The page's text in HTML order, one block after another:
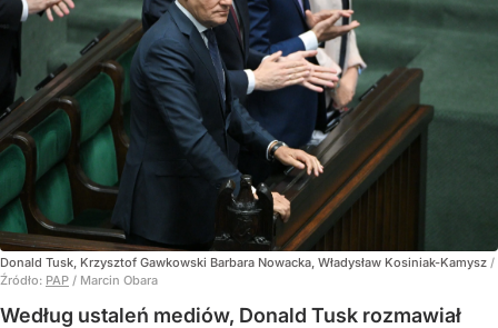
Donald Tusk, Krzysztof Gawkowski Barbara Nowacka, Władysław Kosiniak-Kamysz /
Źródło: PAP / Marcin Obara
Według ustaleń mediów, Donald Tusk rozmawiał